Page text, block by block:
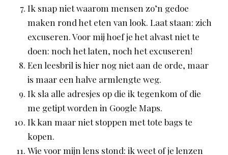
Ik snap niet waarom mensen zo’n gedoe
maken rond het eten van look. Laat staan: zich
excuseren. Voor mij hoef je het alvast niet te
doen: noch het laten, noch het excuseren!
Een leesbril is hier nog niet aan de orde, maar
is maar een halve armlengte weg.
Ik sla alle adresjes op die ik tegenkom of die
me getipt worden in Google Maps.
Ik kan maar niet stoppen met tote bags te
kopen.
Wie voor mijn lens stond: ik weet of je lenzen